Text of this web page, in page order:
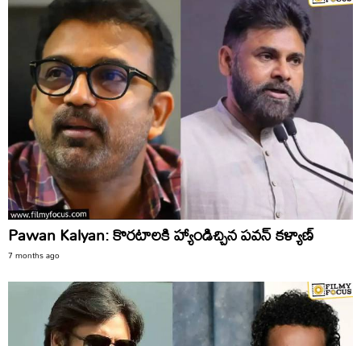
Pawan Kalyan: కొరటాలకి హ్యాండిచ్చిన పవన్ కళ్యాణ్
7 months ago